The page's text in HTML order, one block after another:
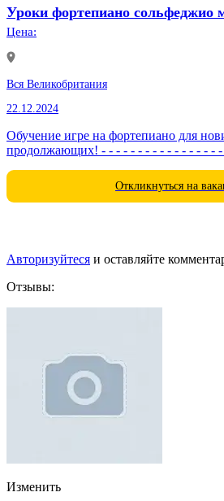
Уроки фортепиано сольфеджио
Цена:
Вся Великобритания
22.12.2024
Обучение игре на фортепиано для
продолжающих! - - - - - - - - - - - - -
Откликнуться на
Авторизуйтеся и оставляйте
Отзывы:
Изменить